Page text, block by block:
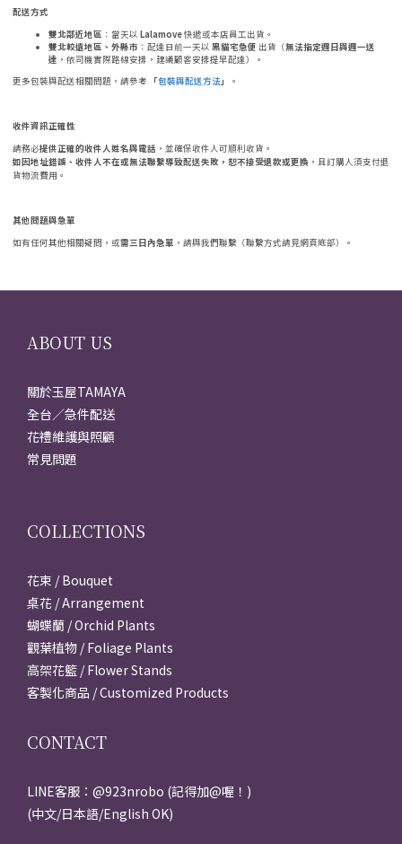
配送方式
雙北鄰近地區 ：當天以 Lalamove快遞或本店員工出貨。
雙北較遠地區、外縣市 ：配達日前一天以 黑貓宅急便 出貨（無法指定週日與週一送
達 ，依司機實際路線安排，建議顧客安排提早配達）。
更多包裝與配送相關問題，請參考
「包裝與配送方法」 。
收件資訊正確性
請務必提供正確的收件人姓名與電話 ，並確保收件人可順利收貨。
如因地址錯誤、收件人不在或無法聯繫導致配送失敗，恕不接受退款或更換 ，且訂購人須支付退
貨物流費用。
其他問題與急單
如有任何其他相關疑問，或需三日內急單 ，請與我們聯繫（聯繫方式請見網頁底部）。
ABOUT US
關於玉屋TAMAYA
全台／急件配送
花禮維護與照顧
常見問題
COLLECTIONS
花束 / Bouquet
桌花 / Arrangement
蝴蝶蘭 / Orchid Plants
觀葉植物 / Foliage Plants
高架花籃 / Flower Stands
客製化商品 / Customized Products
CONTACT
LINE客服：@923nrobo (記得加@喔！)
(中文/日本語/English OK)